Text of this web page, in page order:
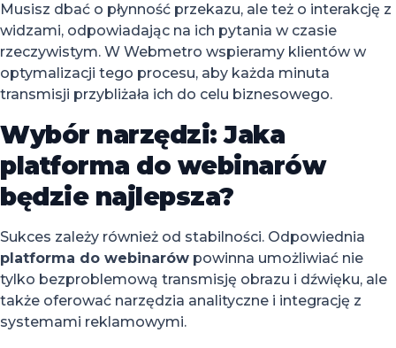
Musisz dbać o płynność przekazu, ale też o interakcję z
widzami, odpowiadając na ich pytania w czasie
rzeczywistym. W Webmetro wspieramy klientów w
optymalizacji tego procesu, aby każda minuta
transmisji przybliżała ich do celu biznesowego.
Wybór narzędzi: Jaka
platforma do webinarów
będzie najlepsza?
Sukces zależy również od stabilności. Odpowiednia
platforma do webinarów powinna umożliwiać nie
tylko bezproblemową transmisję obrazu i dźwięku, ale
także oferować narzędzia analityczne i integrację z
systemami reklamowymi.